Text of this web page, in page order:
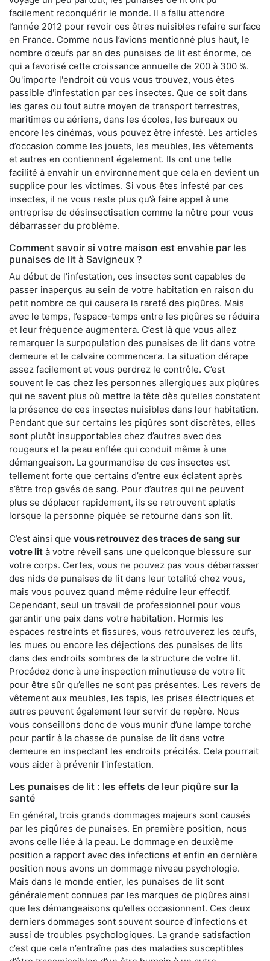
facilement reconquérir le monde. Il a fallu attendre
l’année 2012 pour revoir ces êtres nuisibles refaire surface
en France. Comme nous l’avions mentionné plus haut, le
nombre d’œufs par an des punaises de lit est énorme, ce
qui a favorisé cette croissance annuelle de 200 à 300 %.
Qu'importe l'endroit où vous vous trouvez, vous êtes
passible d'infestation par ces insectes. Que ce soit dans
les gares ou tout autre moyen de transport terrestres,
maritimes ou aériens, dans les écoles, les bureaux ou
encore les cinémas, vous pouvez être infesté. Les articles
d’occasion comme les jouets, les meubles, les vêtements
et autres en contiennent également. Ils ont une telle
facilité à envahir un environnement que cela en devient un
supplice pour les victimes. Si vous êtes infesté par ces
insectes, il ne vous reste plus qu’à faire appel à une
entreprise de désinsectisation comme la nôtre pour vous
débarrasser du problème.
Comment savoir si votre maison est envahie par les
punaises de lit à Savigneux ?
Au début de l'infestation, ces insectes sont capables de
passer inaperçus au sein de votre habitation en raison du
petit nombre ce qui causera la rareté des piqûres. Mais
avec le temps, l’espace-temps entre les piqûres se réduira
et leur fréquence augmentera. C’est là que vous allez
remarquer la surpopulation des punaises de lit dans votre
demeure et le calvaire commencera. La situation dérape
assez facilement et vous perdrez le contrôle. C’est
souvent le cas chez les personnes allergiques aux piqûres
qui ne savent plus où mettre la tête dès qu’elles constatent
la présence de ces insectes nuisibles dans leur habitation.
Pendant que sur certains les piqûres sont discrètes, elles
sont plutôt insupportables chez d’autres avec des
rougeurs et la peau enflée qui conduit même à une
démangeaison. La gourmandise de ces insectes est
tellement forte que certains d’entre eux éclatent après
s’être trop gavés de sang. Pour d’autres qui ne peuvent
plus se déplacer rapidement, ils se retrouvent aplatis
lorsque la personne piquée se retourne dans son lit.
C’est ainsi que vous retrouvez des traces de sang sur
votre lit à votre réveil sans une quelconque blessure sur
votre corps. Certes, vous ne pouvez pas vous débarrasser
des nids de punaises de lit dans leur totalité chez vous,
mais vous pouvez quand même réduire leur effectif.
Cependant, seul un travail de professionnel pour vous
garantir une paix dans votre habitation. Hormis les
espaces restreints et fissures, vous retrouverez les œufs,
les mues ou encore les déjections des punaises de lits
dans des endroits sombres de la structure de votre lit.
Procédez donc à une inspection minutieuse de votre lit
pour être sûr qu’elles ne sont pas présentes. Les revers de
vêtement aux meubles, les tapis, les prises électriques et
autres peuvent également leur servir de repère. Nous
vous conseillons donc de vous munir d’une lampe torche
pour partir à la chasse de punaise de lit dans votre
demeure en inspectant les endroits précités. Cela pourrait
vous aider à prévenir l'infestation.
Les punaises de lit : les effets de leur piqûre sur la
santé
En général, trois grands dommages majeurs sont causés
par les piqûres de punaises. En première position, nous
avons celle liée à la peau. Le dommage en deuxième
position a rapport avec des infections et enfin en dernière
position nous avons un dommage niveau psychologie.
Mais dans le monde entier, les punaises de lit sont
généralement connues par les marques de piqûres ainsi
que les démangeaisons qu’elles occasionnent. Ces deux
derniers dommages sont souvent source d’infections et
aussi de troubles psychologiques. La grande satisfaction
c’est que cela n’entraîne pas des maladies susceptibles